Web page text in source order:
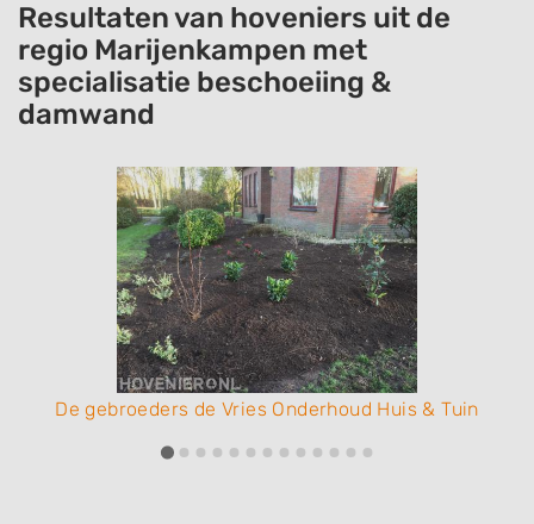
Resultaten van hoveniers uit de
regio Marijenkampen met
specialisatie beschoeiing &
damwand
De gebroeders de Vries Onderhoud Huis & Tuin